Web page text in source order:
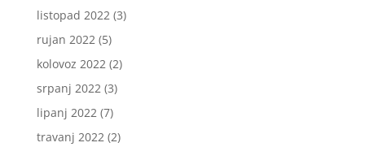
listopad 2022(3)
rujan 2022(5)
kolovoz 2022(2)
srpanj 2022(3)
lipanj 2022(7)
travanj 2022(2)